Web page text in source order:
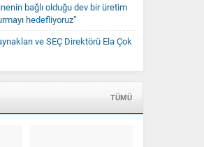
bağlı olduğu dev bir üretim
hedefliyoruz”
ve SEÇ Direktörü Ela Çok
TÜMÜ